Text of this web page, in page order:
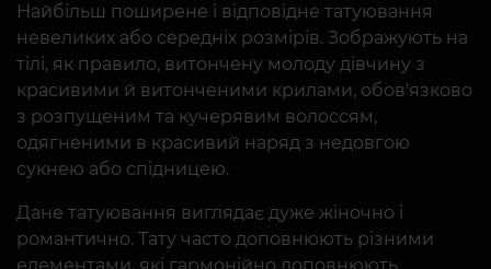
Найбільш поширене і відповідне татуювання
невеликих або середніх розмірів. Зображують на
тілі, як правило, витончену молоду дівчину з
красивими й витонченими крилами, обов'язково
з розпущеним та кучерявим волоссям,
одягненими в красивий наряд з недовгою
сукнею або спідницею.
Дане татуювання виглядає дуже жіночно і
романтично. Тату часто доповнюють різними